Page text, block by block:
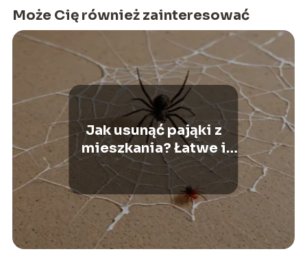
Może Cię również zainteresować
Jak usunąć pająki z
mieszkania? Łatwe i
skuteczne sposoby